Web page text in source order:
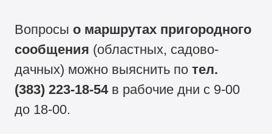
Вопросы о маршрутах пригородного
сообщения (областных, садово-
дачных) можно выяснить потел.
(383) 223-18-54в рабочие дни с 9-00
до 18-00.